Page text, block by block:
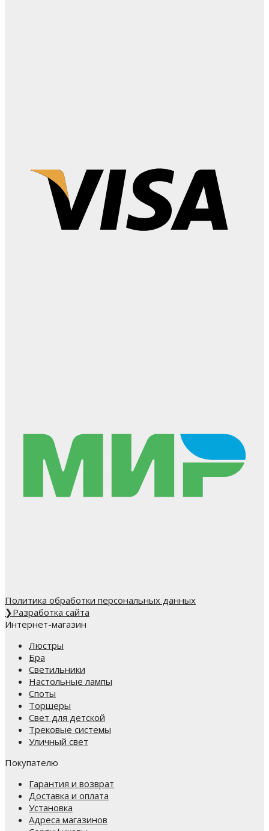
Политика обработки персональных данных
❯Разработка сайта
Интернет-магазин
Люстры
Бра
Светильники
Настольные лампы
Споты
Торшеры
Свет для детской
Трековые системы
Уличный свет
Покупателю
Гарантия и возврат
Доставка и оплата
Установка
Адреса магазинов